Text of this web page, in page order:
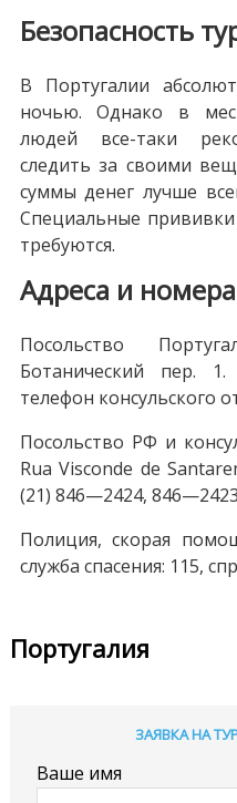
Безопасность
В Португалии
ночью. Однако в
людей все-таки
следить за своими
суммы денег лучше
Специальные
требуются.
Адреса и
Посольство
Ботанический пер.
телефон консульского
Посольство РФ и
Rua Visconde de
(21) 846—2424,
Полиция, скорая
служба спасения: 115,
Португалия
ЗАЯВКА НА
Ваше имя